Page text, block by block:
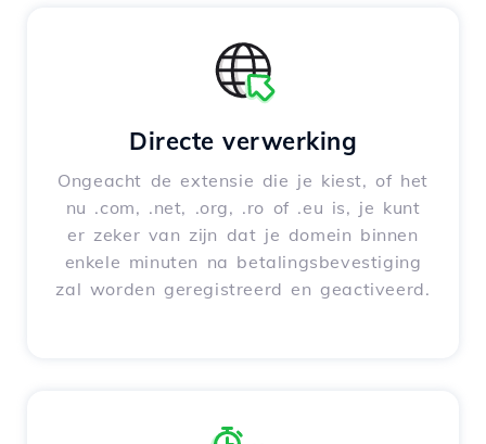
Directe verwerking
Ongeacht de extensie die je kiest, of het
nu .com, .net, .org, .ro of .eu is, je kunt
er zeker van zijn dat je domein binnen
enkele minuten na betalingsbevestiging
zal worden geregistreerd en geactiveerd.